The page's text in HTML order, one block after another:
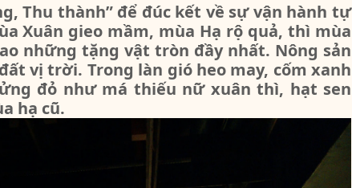
Thu thành” để đúc kết về sự vận hành tự
Xuân gieo mầm, mùa Hạ rộ quả, thì mùa
những tặng vật tròn đầy nhất. Nông sản
vị trời. Trong làn gió heo may, cốm xanh
đỏ như má thiếu nữ xuân thì, hạt sen
hạ cũ.